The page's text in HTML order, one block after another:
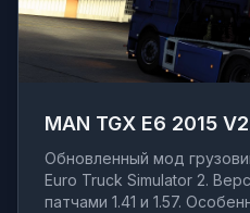
MAN TGX E6 2015
Обновленный мод
Euro Truck Simulator 2.
патчами 1.41 и 1.57.